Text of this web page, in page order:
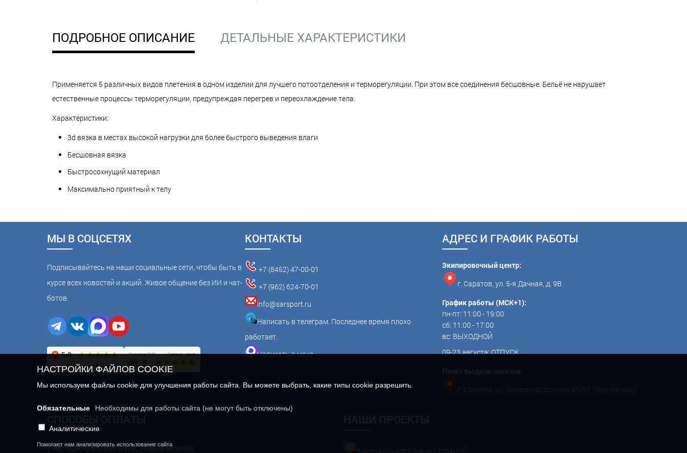
ПОДРОБНОЕ ОПИСАНИЕ ДЕТАЛЬНЫЕ ХАРАКТЕРИСТИКИ
Применяется 5 различных видов плетения в одном изделии для лучшего потоотделения и терморегуляции. При этом все соединения бесшовные. Бельё не нарушает
естественные процессы терморегуляции, предупреждая перегрев и переохлаждение тела.
Характеристики:
3d вязка в местах высокой нагрузки для более быстрого выведения влаги
Бесшовная вязка
Быстросохнущий материал
Максимально приятный к телу
МЫ В СОЦСЕТЯХ
Подписывайтесь на наши социальные сети, чтобы быть в
курсе всех новостей и акций. Живое общение без ИИ и чат-
ботов.
КОНТАКТЫ
+7 (8452) 47-00-01
+7 (962) 624-70-01
info@sarsport.ru
Написать в телеграм. Последнее время плохо
работает.
Написать в макс
АДРЕС И ГРАФИК РАБОТЫ
Экипировочный центр:
г. Саратов, ул. 5-я Дачная, д. 9В
График работы (МСК+1):
пн-пт: 11:00 - 19:00
сб: 11:00 - 17:00
вс: ВЫХОДНОЙ
09-23 августа: ОТПУСК
У нас можно оплатить следующим образом:
НАСТРОЙКИ ФАЙЛОВ COOKIE
Мы используем файлы cookie для улучшения работы сайта. Вы можете выбрать, какие типы cookie разрешить.
Обязательные Необходимы для работы сайта (не могут быть отключены)
Аналитические
Помогают нам анализировать использование сайта